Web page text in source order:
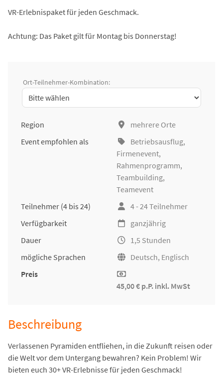
VR-Erlebnispaket für jeden Geschmack.
Achtung: Das Paket gilt für Montag bis Donnerstag!
Ort-Teilnehmer-Kombination:
Region
mehrere Orte
Event empfohlen als
Betriebsausflug,
Firmenevent,
Rahmenprogramm,
Teambuilding,
Teamevent
Teilnehmer (4 bis 24)
4 - 24 Teilnehmer
Verfügbarkeit
ganzjährig
Dauer
1,5 Stunden
mögliche Sprachen
Deutsch, Englisch
Preis
45,00 € p.P. inkl. MwSt
Beschreibung
Verlassenen Pyramiden entfliehen, in die Zukunft reisen oder
die Welt vor dem Untergang bewahren? Kein Problem! Wir
bieten euch 30+ VR-Erlebnisse für jeden Geschmack!